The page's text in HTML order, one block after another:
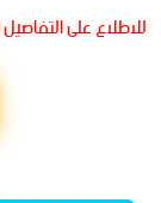
للاطلاع على